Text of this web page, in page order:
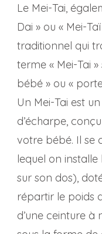
Le Mei-Tai,
Dai » ou « Mei-
traditionnel qui
terme « Mei-Tai
bébé » ou «
Un Mei-Tai est
d’écharpe,
votre bébé. Il se
lequel on installe
sur son dos),
répartir le poids
d’une ceinture à